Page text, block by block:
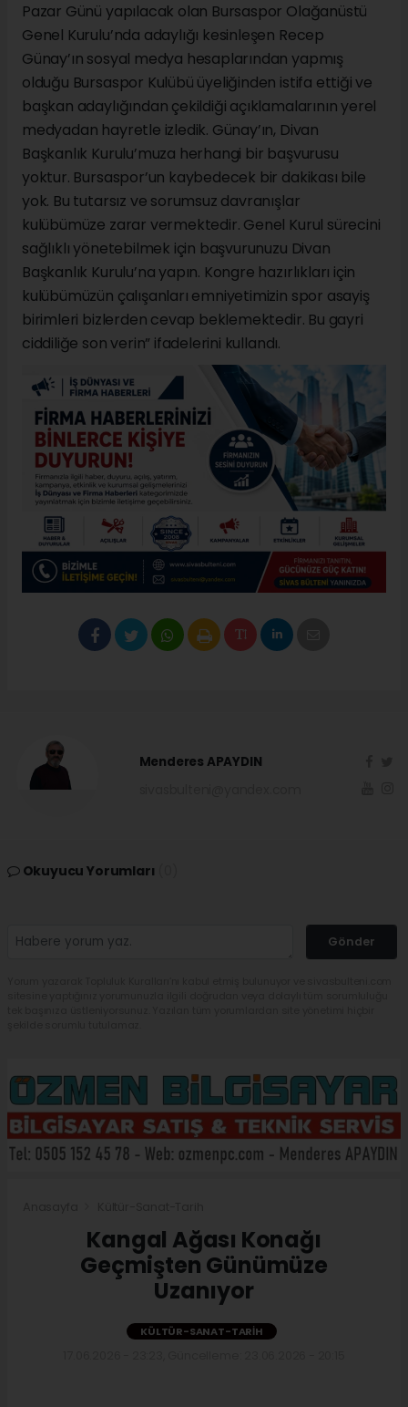
Pazar Günü yapılacak olan Bursaspor Olağanüstü
Genel Kurulu’nda adaylığı kesinleşen Recep
Günay’ın sosyal medya hesaplarından yapmış
olduğu Bursaspor Kulübü üyeliğinden istifa ettiği ve
başkan adaylığından çekildiği açıklamalarının yerel
medyadan hayretle izledik. Günay’ın, Divan
Başkanlık Kurulu’muza herhangi bir başvurusu
yoktur. Bursaspor’un kaybedecek bir dakikası bile
yok. Bu tutarsız ve sorumsuz davranışlar
kulübümüze zarar vermektedir. Genel Kurul sürecini
sağlıklı yönetebilmek için başvurunuzu Divan
Başkanlık Kurulu’na yapın. Kongre hazırlıkları için
kulübümüzün çalışanları emniyetimizin spor asayiş
birimleri bizlerden cevap beklemektedir. Bu gayri
ciddiliğe son verin” ifadelerini kullandı.
Menderes APAYDIN
Okuyucu Yorumları
Gönder
Kangal Ağası Konağı
Geçmişten Günümüze
Uzanıyor
KÜLTÜR-SANAT-TARIH